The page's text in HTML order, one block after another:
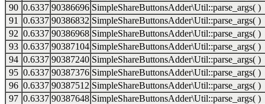
90 0.6337 90386696 SimpleShareButtonsAdder\Util::parse_args( )
91
0.6337 90386832 SimpleShareButtonsAdder\Util::parse_args( )
92 0.6337 90386968 SimpleShareButtonsAdder\Util::parse_args( )
93 0.6337 90387104 SimpleShareButtonsAdder\Util::parse_args( )
94 0.6337 90387240 SimpleShareButtonsAdder\Util::parse_args( )
95 0.6337 90387376 SimpleShareButtonsAdder\Util::parse_args( )
96 0.6337 90387512 SimpleShareButtonsAdder\Util::parse_args( )
97 0.6337 90387648 SimpleShareButtonsAdder\Util::parse_args( )